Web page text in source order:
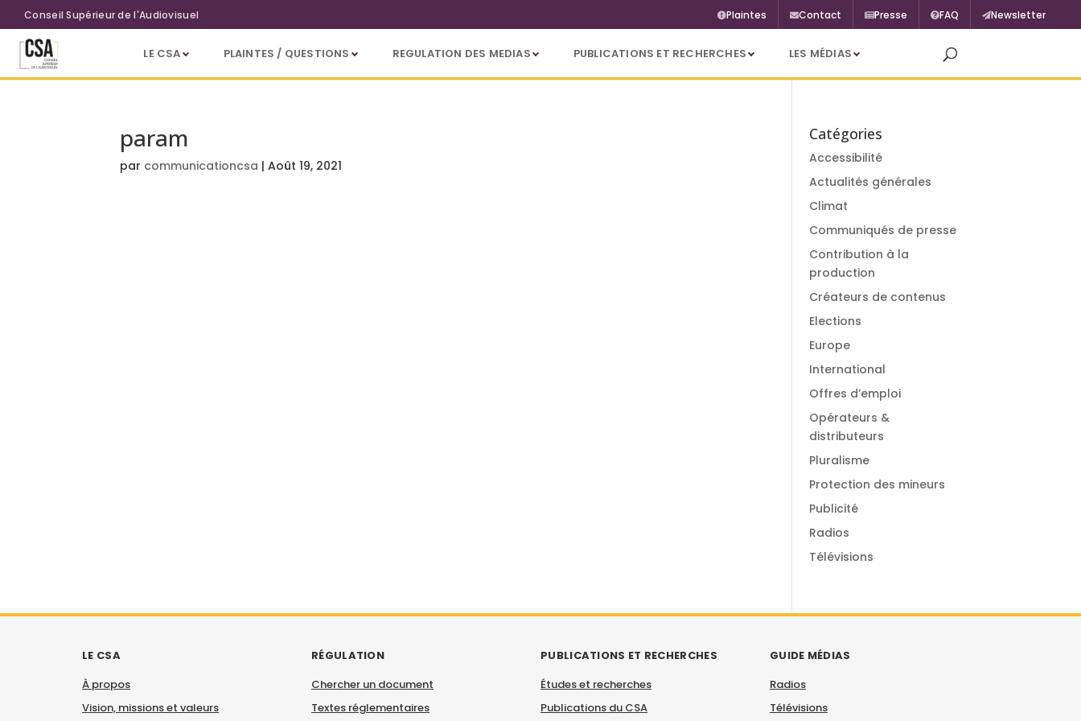
Aller au contenu principal
Conseil Supérieur de l'Audiovisuel Plaintes Contact Presse FAQ Newsletter
LE CSA PLAINTES / QUESTIONS REGULATION DES MEDIAS PUBLICATIONS ET RECHERCHES LES MÉDIAS
param
par communicationcsa |Août 19, 2021
Catégories
Accessibilité
Actualités générales
Climat
Communiqués de presse
Contribution à la
production
Créateurs de contenus
Elections
Europe
International
Offres d’emploi
Opérateurs &
distributeurs
Pluralisme
Protection des mineurs
Publicité
Radios
Télévisions
LE CSA
À propos
Vision, missions et valeurs
RÉGULATION
Chercher un document
Textes réglementaires
PUBLICATIONS ET RECHERCHES
Études et recherches
Publications du CSA
GUIDE MÉDIAS
Radios
Télévisions